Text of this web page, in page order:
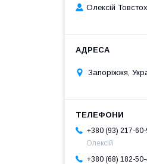
Олексій
Запоріжжя,
+380 (93) 217-
Олексій
+380 (68) 182-